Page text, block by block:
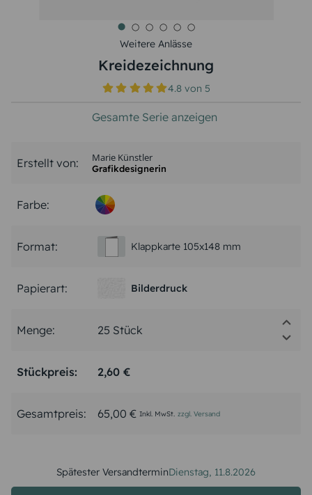
Weitere Anlässe
Kreidezeichnung
4.8 von5
Gesamte Serie anzeigen
Erstellt von: Marie Künstler
Grafikdesignerin
Farbe:
Format: Klappkarte 105x148 mm
Papierart: Bilderdruck
Menge:
Stückpreis: 2,60 €
Gesamtpreis: 65,00 € Inkl. MwSt. zzgl. Versand
Spätester VersandterminDienstag, 11.8.2026